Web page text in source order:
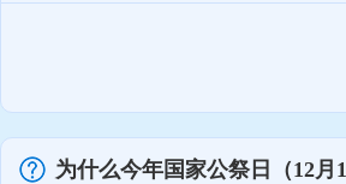
为什么今年国家公祭日（12月